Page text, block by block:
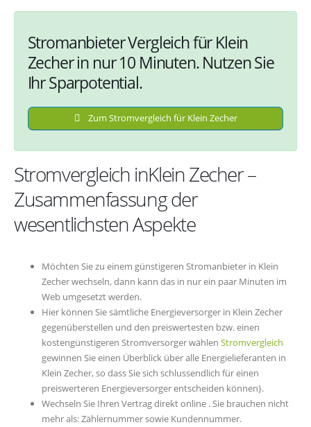
Stromanbieter Vergleich für Klein
Zecher in nur 10 Minuten. Nutzen Sie
Ihr Sparpotential.
Zum Stromvergleich für Klein Zecher
Stromvergleich inKlein Zecher –
Zusammenfassung der
wesentlichsten Aspekte
Möchten Sie zu einem günstigeren Stromanbieter in Klein
Zecher wechseln, dann kann das in nur ein paar Minuten im
Web umgesetzt werden.
Hier können Sie sämtliche Energieversorger in Klein Zecher
gegenüberstellen und den preiswertesten bzw. einen
kostengünstigeren Stromversorger wählen Stromvergleich
gewinnen Sie einen Überblick über alle Energielieferanten in
Klein Zecher, so dass Sie sich schlussendlich für einen
preiswerteren Energieversorger entscheiden können}.
Wechseln Sie Ihren Vertrag direkt online . Sie brauchen nicht
mehr als: Zählernummer sowie Kundennummer.